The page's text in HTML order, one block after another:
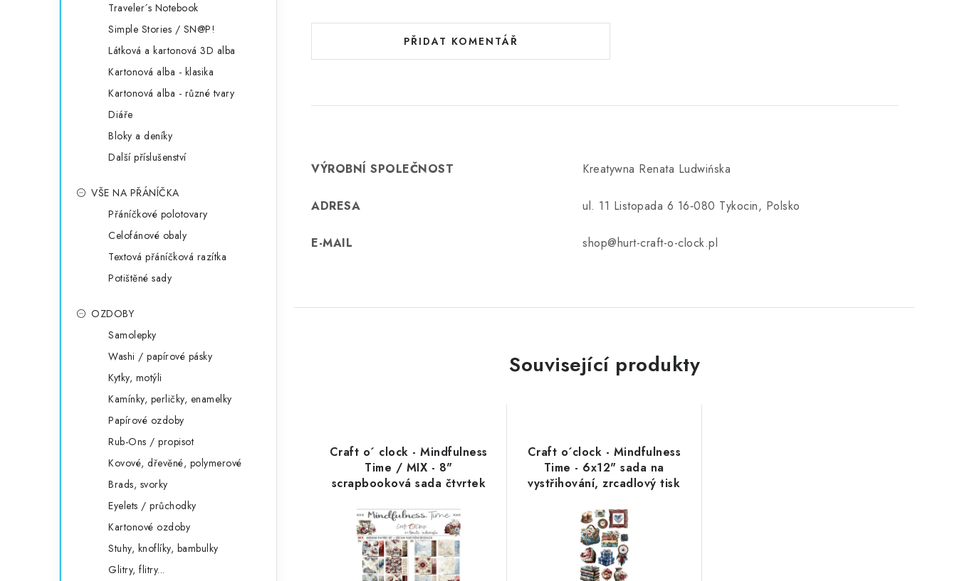
Traveler´s Notebook
Simple Stories / SN@P!
Látková a kartonová 3D alba
Kartonová alba - klasika
Kartonová alba - různé tvary
Diáře
Bloky a deníky
Další příslušenství
VŠE NA PŘÁNÍČKA
Přáníčkové polotovary
Celofánové obaly
Textová přáníčková razítka
Potištěné sady
OZDOBY
Samolepky
Washi / papírové pásky
Kytky, motýli
Kamínky, perličky, enamelky
Papírové ozdoby
Rub-Ons / propisot
Kovové, dřevěné, polymerové
Brads, svorky
Eyelets / průchodky
Kartonové ozdoby
Stuhy, knoflíky, bambulky
Glitry, flitry...
PŘIDAT KOMENTÁŘ
VÝROBNÍ SPOLEČNOST Kreatywna Renata Ludwińska
ADRESA ul. 11 Listopada 6 16‑080 Tykocin, Polsko
E-MAIL shop@hurt-craft-o-clock.pl
Související produkty
Craft o´ clock - Mindfulness
Time / MIX - 8"
scrapbooková sada čtvrtek
Craft o´clock - Mindfulness
Time - 6x12" sada na
vystřihování, zrcadlový tisk